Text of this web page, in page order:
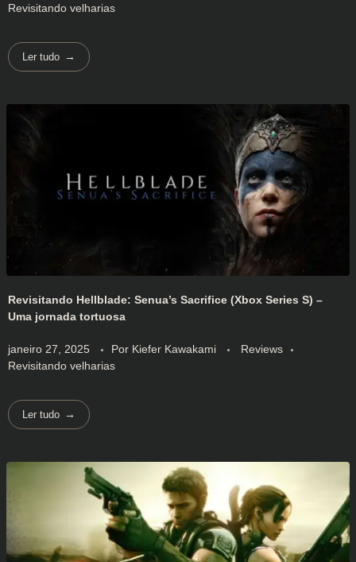
Revisitando velharias
Ler tudo
Revisitando Hellblade: Senua’s Sacrifice (Xbox Series S) –
Uma jornada tortuosa
janeiro 27, 2025 Por Kiefer Kawakami
Reviews
Revisitando velharias
Ler tudo